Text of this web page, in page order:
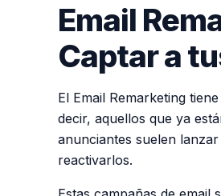
Email
Captar a
El Email Remarketing
decir, aquellos que ya
anunciantes suelen
reactivarlos.